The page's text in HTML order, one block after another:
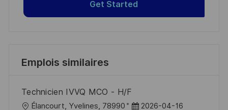
Get Started
Emplois similaires
Technicien IVVQ MCO - H/F
Élancourt, Yvelines, 78990
D 2026-04-16